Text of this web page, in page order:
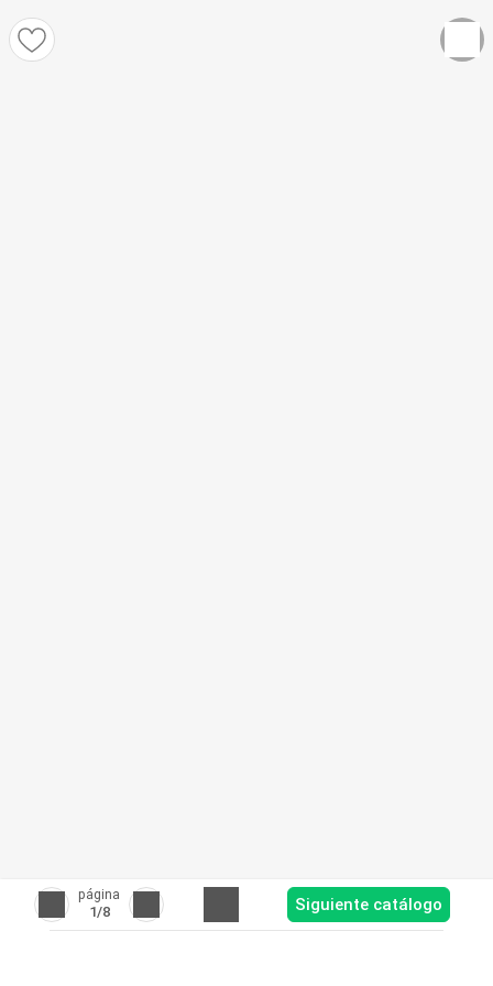
página
1/8 Siguiente catálogo